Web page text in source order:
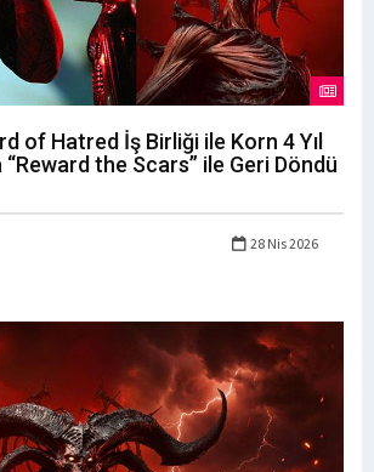
of Hatred İş Birliği ile Korn 4 Yıl
the Scars” ile Geri Döndü
28 Nis 2026